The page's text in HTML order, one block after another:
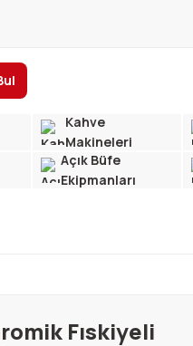
Kahve
Makineleri
Açık Büfe
Ekipmanları
Fıskiyeli